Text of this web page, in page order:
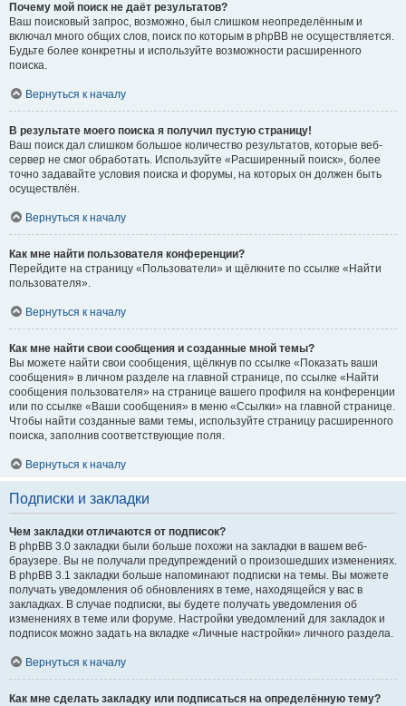
Почему мой поиск не даёт результатов?
Ваш поисковый запрос, возможно, был слишком неопределённым и
включал много общих слов, поиск по которым в phpBB не осуществляется.
Будьте более конкретны и используйте возможности расширенного
поиска.
Вернуться к началу
В результате моего поиска я получил пустую страницу!
Ваш поиск дал слишком большое количество результатов, которые веб-
сервер не смог обработать. Используйте «Расширенный поиск», более
точно задавайте условия поиска и форумы, на которых он должен быть
осуществлён.
Вернуться к началу
Как мне найти пользователя конференции?
Перейдите на страницу «Пользователи» и щёлкните по ссылке «Найти
пользователя».
Вернуться к началу
Как мне найти свои сообщения и созданные мной темы?
Вы можете найти свои сообщения, щёлкнув по ссылке «Показать ваши
сообщения» в личном разделе на главной странице, по ссылке «Найти
сообщения пользователя» на странице вашего профиля на конференции
или по ссылке «Ваши сообщения» в меню «Ссылки» на главной странице.
Чтобы найти созданные вами темы, используйте страницу расширенного
поиска, заполнив соответствующие поля.
Вернуться к началу
Подписки и закладки
Чем закладки отличаются от подписок?
В phpBB 3.0 закладки были больше похожи на закладки в вашем веб-
браузере. Вы не получали предупреждений о произошедших изменениях.
В phpBB 3.1 закладки больше напоминают подписки на темы. Вы можете
получать уведомления об обновлениях в теме, находящейся у вас в
закладках. В случае подписки, вы будете получать уведомления об
изменениях в теме или форуме. Настройки уведомлений для закладок и
подписок можно задать на вкладке «Личные настройки» личного раздела.
Вернуться к началу
Как мне сделать закладку или подписаться на определённую тему?